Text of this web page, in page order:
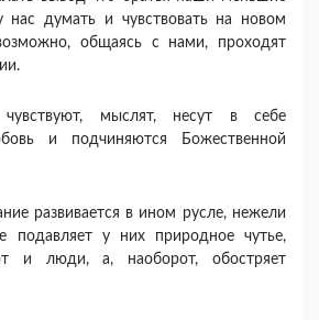
нас думать и чувствовать на новом
общаясь с нами, проходят
мыслят, несут в себе
и подчиняются Божественной
развивается в ином русле, нежели
подавляет у них природное чутье,
и люди, а, наоборот, обостряет